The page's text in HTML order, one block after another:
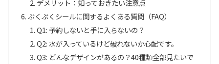
デメリット：知っておきたい注意点
ぷくぷくシールに関するよくある質問（FAQ）
Q1: 予約しないと手に入らないの？
Q2: 水が入っているけど破れないか心配です。
Q3: どんなデザインがあるの？40種類全部見たいで